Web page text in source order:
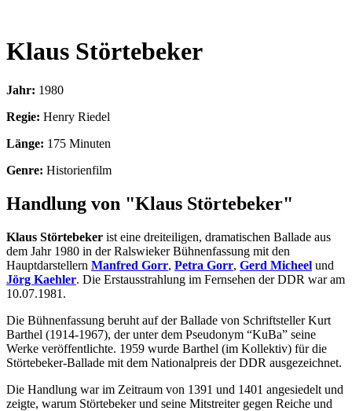
Klaus Störtebeker
Jahr: 1980
Regie: Henry Riedel
Länge: 175 Minuten
Genre: Historienfilm
Handlung von "Klaus Störtebeker"
Klaus Störtebeker ist eine dreiteiligen, dramatischen Ballade aus
dem Jahr 1980 in der Ralswieker Bühnenfassung mit den
Hauptdarstellern Manfred Gorr, Petra Gorr, Gerd Micheel und
Jörg Kaehler. Die Erstausstrahlung im Fernsehen der DDR war am
10.07.1981.
Die Bühnenfassung beruht auf der Ballade von Schriftsteller Kurt
Barthel (1914-1967), der unter dem Pseudonym “KuBa” seine
Werke veröffentlichte. 1959 wurde Barthel (im Kollektiv) für die
Störtebeker-Ballade mit dem Nationalpreis der DDR ausgezeichnet.
Die Handlung war im Zeitraum von 1391 und 1401 angesiedelt und
zeigte, warum Störtebeker und seine Mitstreiter gegen Reiche und